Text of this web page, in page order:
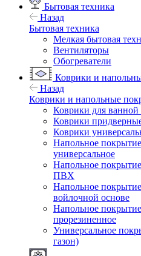
Бытовая техника
Назад
Бытовая техника
Мелкая бытовая
Вентиляторы
Обогреватели
Коврики и
Назад
Коврики и напольные
Коврики для
Коврики
Коврики
Напольное
универсальное
Напольное
ПВХ
Напольное
войлочной основе
Напольное
прорезиненное
Универсальное
газон)